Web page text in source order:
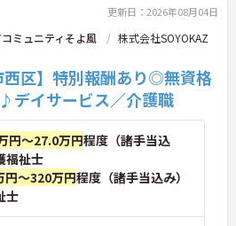
更新日：2026年08月04日
ミュニティそよ風
株式会社SOYOKAZ
西区】特別報酬あり◎無資格
デイサービス／介護職
円～27.0万円程度（諸手当込
福祉士
円～320万円程度（諸手当込み）
士